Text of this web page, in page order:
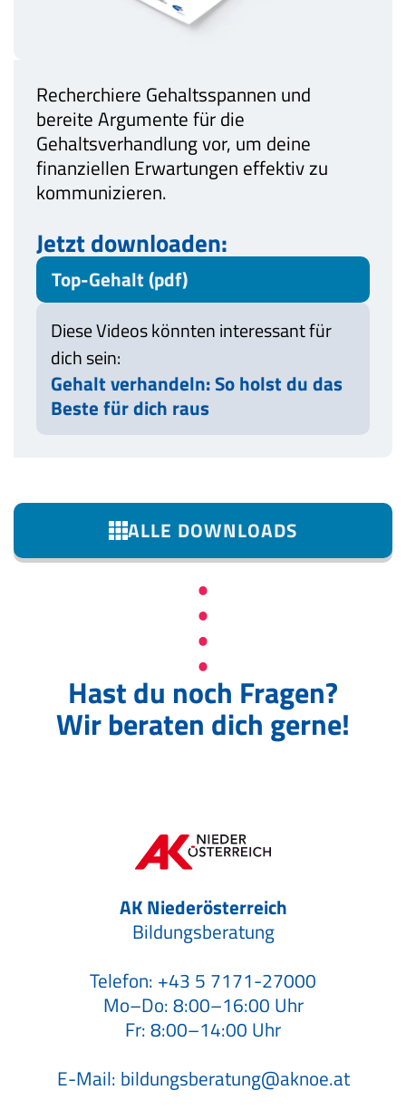
Recherchiere Gehaltsspannen und
bereite Argumente für die
Gehaltsverhandlung vor, um deine
finanziellen Erwartungen effektiv zu
kommunizieren​.
Jetzt downloaden:
Top-Gehalt (pdf)
Diese Videos könnten interessant für
dich sein:
Gehalt verhandeln: So holst du das
Beste für dich raus
ALLE DOWNLOADS
Hast du noch Fragen?
Wir beraten dich gerne!
AK Niederösterreich
Bildungsberatung
Telefon: +43 5 7171-27000
Mo–Do: 8:00–16:00 Uhr
Fr: 8:00–14:00 Uhr
E-Mail: bildungsberatung@aknoe.at